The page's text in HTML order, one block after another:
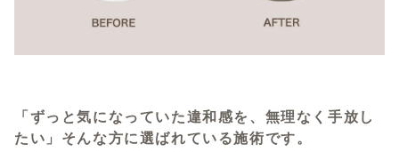
「ずっと気になっていた違和感を、無理なく手放し
たい」そんな方に選ばれている施術です。